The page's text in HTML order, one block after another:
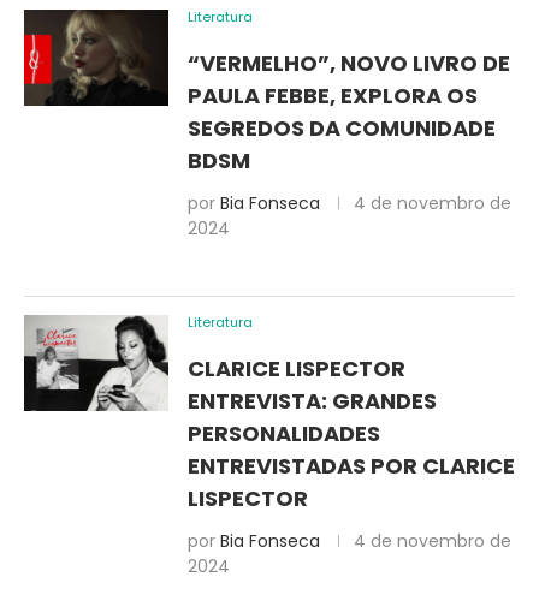
Literatura
“VERMELHO”, NOVO LIVRO DE
PAULA FEBBE, EXPLORA OS
SEGREDOS DA COMUNIDADE
BDSM
por Bia Fonseca
4 de novembro de
2024
Literatura
CLARICE LISPECTOR
ENTREVISTA: GRANDES
PERSONALIDADES
ENTREVISTADAS POR CLARICE
LISPECTOR
por Bia Fonseca
4 de novembro de
2024